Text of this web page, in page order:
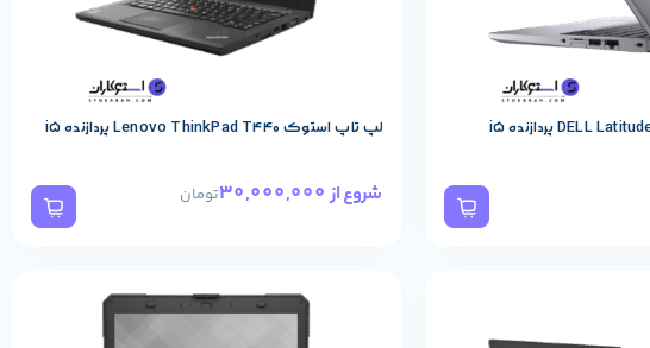
لپ تاپ استوک Lenovo ThinkPad T440 پردازنده i5
شروع از تومان
مشخصات پایه محصول